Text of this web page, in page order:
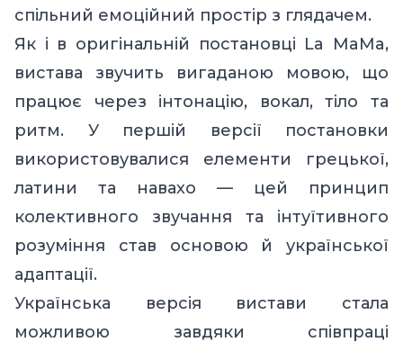
спільний емоційний простір з глядачем.
Як і в оригінальній постановці La MaMa,
вистава звучить вигаданою мовою, що
працює через інтонацію, вокал, тіло та
ритм. У першій версії постановки
використовувалися елементи грецької,
латини та навахо — цей принцип
колективного звучання та інтуїтивного
розуміння став основою й української
адаптації.
Українська версія вистави стала
можливою завдяки співпраці